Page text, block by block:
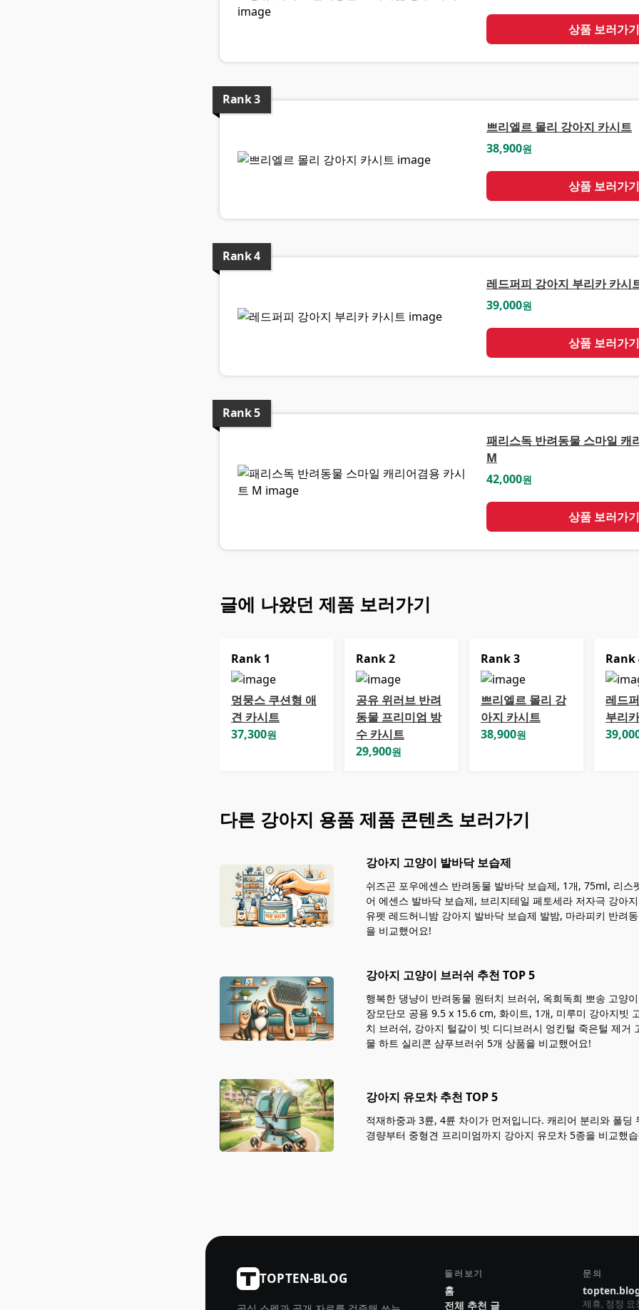
상품 보러가기
Rank3
쁘리엘르 몰리 강아지 카시트
38,900원
상품 보러가기
Rank4
레드퍼피 강아지 부리카 카시
39,000원
상품 보러가기
Rank5
패리스독 반려동물 스마일 캐
M
42,000원
상품 보러가기
글에 나왔던 제품 보러가기
Rank 1
멍뭉스 쿠션형 애
견 카시트
37,300원
Rank2
공유 위러브 반려
동물 프리미엄 방
수 카시트
29,900원
Rank3
쁘리엘르 몰리 강
아지 카시트
38,900원
Rank
레드
부리
다른 강아지 용품 제품 콘텐츠 보러가기
강아지 고양이 발바닥 보습제
쉬즈곤 포우에센스 반려동물 발바닥 보습제, 1개, 75ml, 리스
어 에센스 발바닥 보습제, 브리지테일 페토세라 저자극 강아
유펫 레드허니밤 강아지 발바닥 보습제 발밤, 마라피키 반려
을 비교했어요!
강아지 고양이 브러쉬 추천 TOP 5
행복한 댕냥이 반려동물 원터치 브러쉬, 옥희독희 뽀송 고양
장모단모 공용 9.5 x 15.6 cm, 화이트, 1개, 미루미 강아지빗
치 브러쉬, 강아지 털갈이 빗 디디브러시 엉킨털 죽은털 제거
물 하트 실리콘 샴푸브러쉬 5개 상품을 비교했어요!
강아지 유모차 추천 TOP 5
적재하중과 3륜, 4륜 차이가 먼저입니다. 캐리어 분리와 폴딩
경량부터 중형견 프리미엄까지 강아지 유모차 5종을 비교했
TOPTEN-BLOG 둘러보기
홈
전체 추천 글
문의
제휴, 정정